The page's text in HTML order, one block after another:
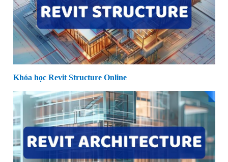
Khóa học Revit Structure Online